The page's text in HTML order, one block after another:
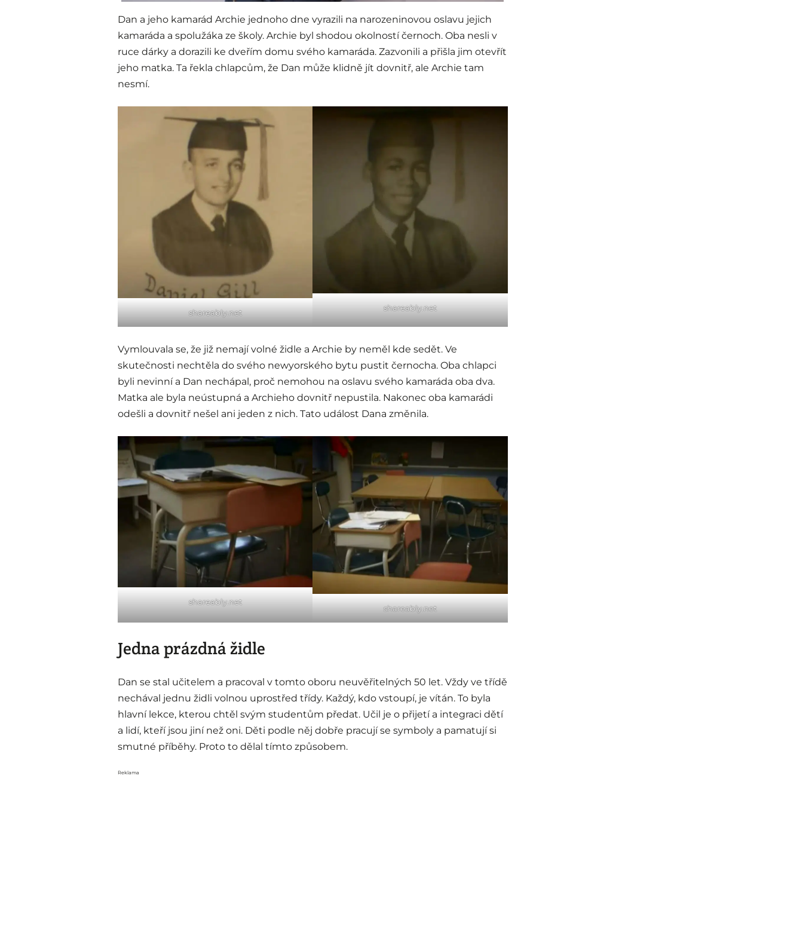
Dan a jeho kamarád Archie jednoho dne vyrazili na narozeninovou oslavu jejich
kamaráda a spolužáka ze školy. Archie byl shodou okolností černoch. Oba nesli v
ruce dárky a dorazili ke dveřím domu svého kamaráda. Zazvonili a přišla jim otevřít
jeho matka. Ta řekla chlapcům, že Dan může klidně jít dovnitř, ale Archie tam
nesmí.
shareably.net shareably.net
Vymlouvala se, že již nemají volné židle a Archie by neměl kde sedět. Ve
skutečnosti nechtěla do svého newyorského bytu pustit černocha. Oba chlapci
byli nevinní a Dan nechápal, proč nemohou na oslavu svého kamaráda oba dva.
Matka ale byla neústupná a Archieho dovnitř nepustila. Nakonec oba kamarádi
odešli a dovnitř nešel ani jeden z nich. Tato událost Dana změnila.
shareably.net
shareably.net
Jedna prázdná židle
Dan se stal učitelem a pracoval v tomto oboru neuvěřitelných 50 let. Vždy ve třídě
nechával jednu židli volnou uprostřed třídy. Každý, kdo vstoupí, je vítán. To byla
hlavní lekce, kterou chtěl svým studentům předat. Učil je o přijetí a integraci dětí
a lidí, kteří jsou jiní než oni. Děti podle něj dobře pracují se symboly a pamatují si
smutné příběhy. Proto to dělal tímto způsobem.
Reklama